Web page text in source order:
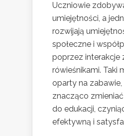
Uczniowie
umiejętności, a
rozwijają
społeczne i
poprzez interakcje
rówieśnikami. Taki
oparty na
znacząco
do edukacji,
efektywną i